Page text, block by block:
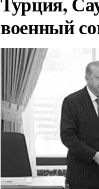
военный